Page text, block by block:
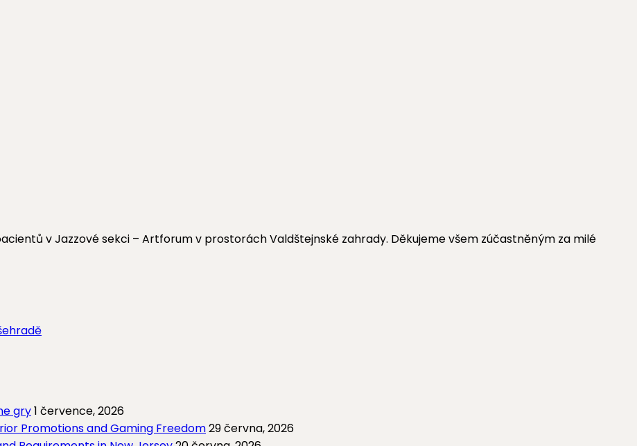
v Jazzové sekci – Artforum v prostorách Valdštejnské zahrady. Děkujeme všem zúčastněným za milé
gry1 července, 2026
Promotions and Gaming Freedom29 června, 2026